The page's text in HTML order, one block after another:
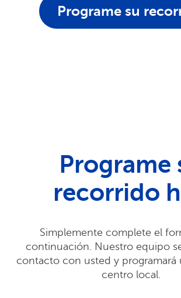
Programe su
Programe
recorrido
Simplemente complete el
continuación. Nuestro equipo
contacto con usted y programará
centro local.